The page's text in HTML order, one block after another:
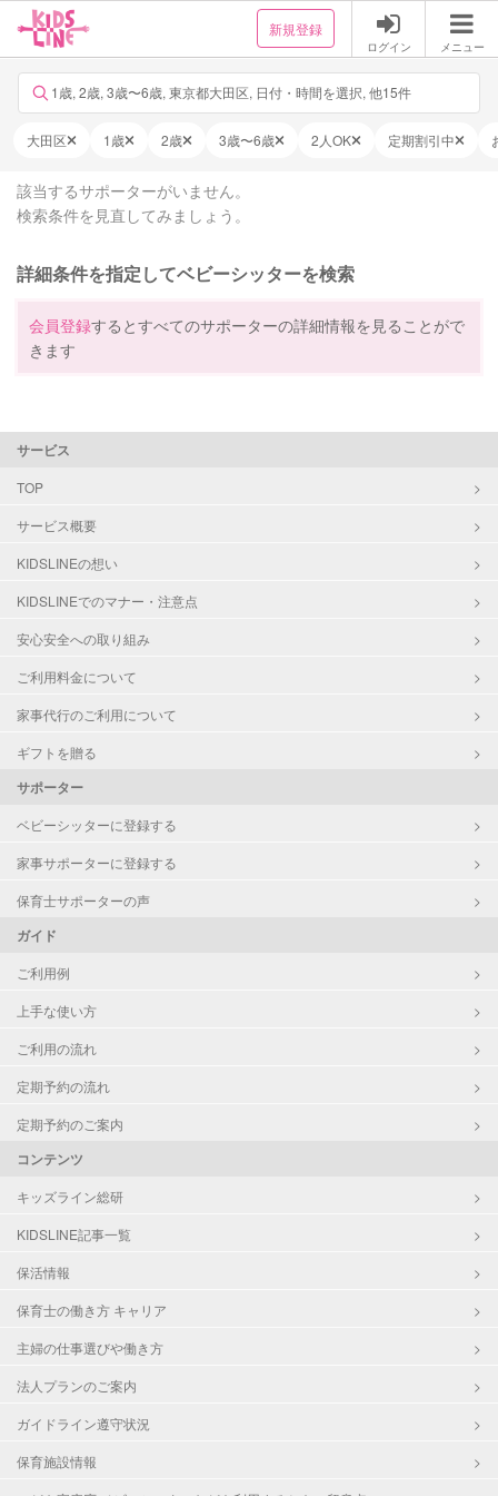
新規登録
ログイン メニュー
1歳, 2歳, 3歳〜6歳, 東京都大田区, 日付・時間を選択, 他15件
大田区 1歳 2歳 3歳〜6歳 2人OK 定期割引中
該当するサポーターがいません。
検索条件を見直してみましょう。
詳細条件を指定してベビーシッターを検索
会員登録するとすべてのサポーターの詳細情報を見ることがで
きます
サービス
TOP
サービス概要
KIDSLINEの想い
KIDSLINEでのマナー・注意点
安心安全への取り組み
ご利用料金について
家事代行のご利用について
ギフトを贈る
サポーター
ベビーシッターに登録する
家事サポーターに登録する
保育士サポーターの声
ガイド
ご利用例
上手な使い方
ご利用の流れ
定期予約の流れ
定期予約のご案内
コンテンツ
キッズライン総研
KIDSLINE記事一覧
保活情報
保育士の働き方 キャリア
主婦の仕事選びや働き方
法人プランのご案内
ガイドライン遵守状況
保育施設情報